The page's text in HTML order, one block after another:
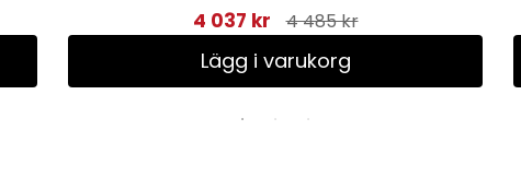
4 037 kr 4 485 kr
Lägg i varukorg